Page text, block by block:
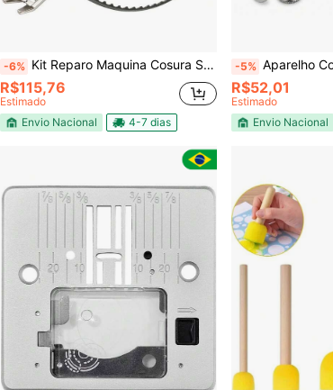
-6% Kit Reparo Maquina Cosura Singer 242 247 248 288 872 875 962
R$115,76
Estimado
Envio Nacional
4-7 dias
-5% Aparelho Cordão Vivo
R$52,01
Estimado
Envio Nacional